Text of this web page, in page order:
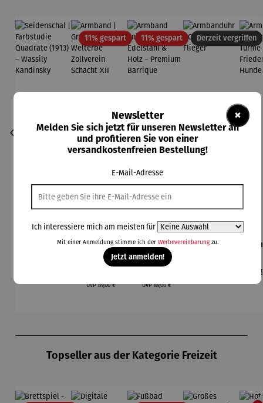
Seidensch
(1913) –
11% gespartRabatt
Armband |
Grubenhol
z –
Zollverein
UVP89,00 €
11% gespartRabatt
Armband
unisex |
Edelstahl
Premium
UVP89,00 €
Derzeit vergriffen
Armbandu
Flieger
Topseller aus der Kategorie Freizeit
×
Newsletter
Melden Sie sich jetzt für unseren Newsletter an
und profitieren Sie von einer
versandkostenfreien Bestellung!
E-Mail-Adresse
Ich interessiere mich am meisten für
Mit einer Anmeldung stimme ich der Werbevereinbarungzu.
Jetzt anmelden!